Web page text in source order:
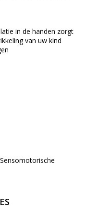
in de handen zorgt
van uw kind